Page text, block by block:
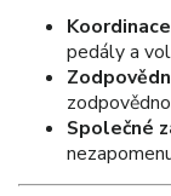
pedály a
Společné